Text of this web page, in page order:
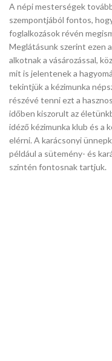
A népi mesterségek
szempontjából fontos,
foglalkozások révén
Meglátásunk szerint ezen
alkotnak a vásározással,
mit is jelentenek a
tekintjük a kézimunka
részévé tenni ezt a
időben kiszorult az
idéző kézimunka klub és a
elérni. A karácsonyi
például a sütemény- és
szintén fontosnak tartjuk.